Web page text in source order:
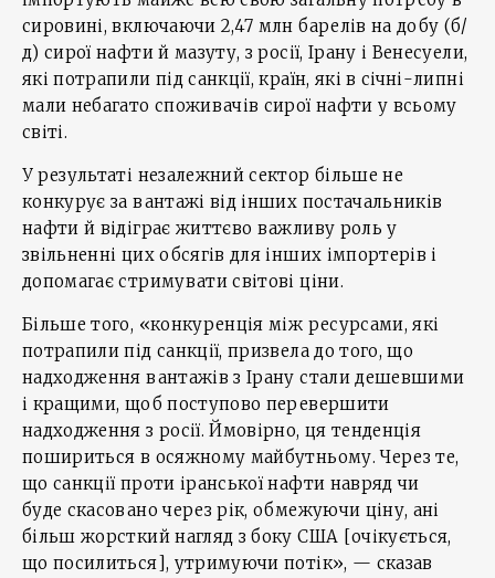
сировині, включаючи 2,47 млн барелів на добу (б/
д) сирої нафти й мазуту, з росії, Ірану і Венесуели,
які потрапили під санкції, країн, які в січні-липні
мали небагато споживачів сирої нафти у всьому
світі.
У результаті незалежний сектор більше не
конкурує за вантажі від інших постачальників
нафти й відіграє життєво важливу роль у
звільненні цих обсягів для інших імпортерів і
допомагає стримувати світові ціни.
Більше того, «конкуренція між ресурсами, які
потрапили під санкції, призвела до того, що
надходження вантажів з Ірану стали дешевшими
і кращими, щоб поступово перевершити
надходження з росії. Ймовірно, ця тенденція
пошириться в осяжному майбутньому. Через те,
що санкції проти іранської нафти навряд чи
буде скасовано через рік, обмежуючи ціну, ані
більш жорсткий нагляд з боку США [очікується,
що посилиться], утримуючи потік», — сказав